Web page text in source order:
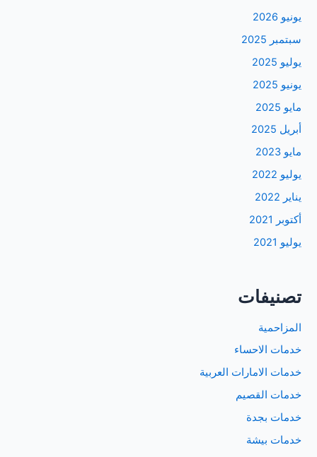
يونيو 2026
سبتمبر 2025
يوليو 2025
يونيو 2025
مايو 2025
أبريل 2025
مايو 2023
يوليو 2022
يناير 2022
أكتوبر 2021
يوليو 2021
تصنيفات
المزاحمية
خدمات الاحساء
خدمات الامارات العربية
خدمات القصيم
خدمات بجدة
خدمات بيشة